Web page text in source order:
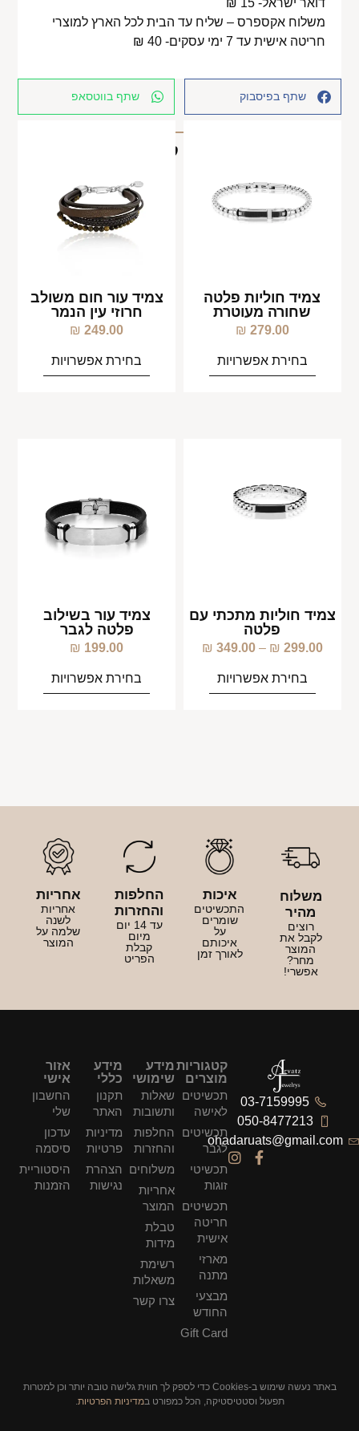
דואר ישראל- 15 ₪
משלוח אקספרס – שליח עד הבית לכל הארץ למוצרי
חריטה אישית עד 7 ימי עסקים- 40 ₪
שתף בפיסבוק שתף בווטסאפ
מוצרים קשורים
צמיד חוליות פלטה
שחורה מעוטרת
279.00
₪
בחירת אפשרויות
צמיד עור חום משולב
חרוזי עין הנמר
249.00
₪
בחירת אפשרויות
צמיד חוליות מתכתי עם
פלטה
299.00
₪
–
349.00
₪
בחירת אפשרויות
צמיד עור בשילוב
פלטה לגבר
199.00
₪
בחירת אפשרויות
משלוח
מהיר
רוצים
לקבל את
המוצר
מחר?
אפשרי!
איכות
התכשיטים
שומרים
על
איכותם
לאורך זמן
החלפות
והחזרות
עד 14 יום
מיום
קבלת
הפריט
אחריות
אחריות
לשנה
שלמה על
המוצר
03-7159995
050-8477213
ohadaruats@gmail.com
קטגוריות
מוצרים
תכשיטים
לאישה
תכשיטים
לגבר
תכשיטי
זוגות
תכשיטים
חריטה
אישית
מארזי
מתנה
מבצעי
החודש
Gift Card
מידע
שימושי
שאלות
ותשובות
החלפות
והחזרות
משלוחים
אחריות
המוצר
טבלת
מידות
רשימת
משאלות
צרו קשר
מידע
כללי
תקנון
האתר
מדיניות
פרטיות
הצהרת
נגישות
אזור
אישי
החשבון
שלי
עדכון
סיסמה
היסטוריית
הזמנות
באתר נעשה שימוש ב-Cookies כדי לספק לך חווית גלישה טובה יותר וכן למטרות
תפעול וסטטיסטיקה, הכל כמפורט במדיניות הפרטיות.